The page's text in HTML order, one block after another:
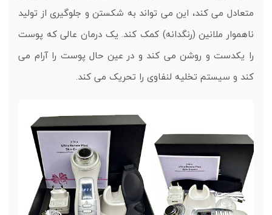
متعادل می کند، این می تواند به شکستن و جلوگیری از تولید
ناهموار ملانین (رنگدانه) کمک کند. یک درمان عالی که پوست
را یکدست و روشن می کند و در عین حال پوست را آرام می
کند و سیستم تخلیه لنفاوی را تحریک می کند.